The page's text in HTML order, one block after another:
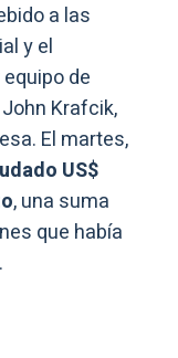
a las
y el
de
Krafcik,
El martes,
US$
, una suma
que había